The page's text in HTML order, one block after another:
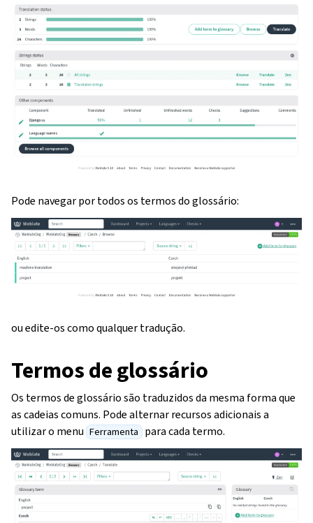
Pode navegar por todos os termos do glossário:
ou edite-os como qualquer tradução.
Termos de glossário
Os termos de glossário são traduzidos da mesma forma que
as cadeias comuns. Pode alternar recursos adicionais a
utilizar o menu Ferramenta para cada termo.